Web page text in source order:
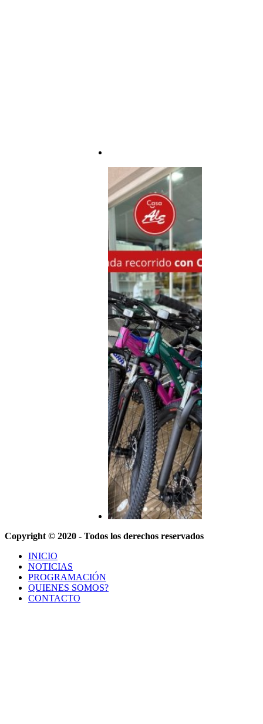
Copyright © 2020 - Todos los derechos reservados
INICIO
NOTICIAS
PROGRAMACIÓN
QUIENES SOMOS?
CONTACTO